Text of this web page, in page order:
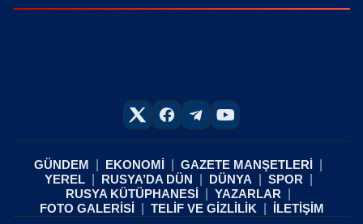
GÜNDEM EKONOMİ
GAZETE MANŞETLERİ
YEREL
RUSYA’DA DÜN DÜNYA
SPOR
RUSYA KÜTÜPHANESİ
YAZARLAR
FOTO GALERİSİ
TELİF VE GİZLİLİK İLETİŞİM